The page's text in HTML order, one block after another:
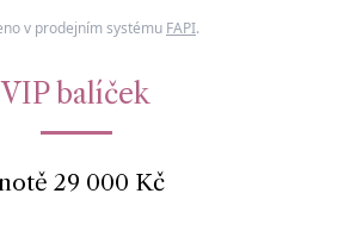
v prodejním systému FAPI.
VIP balíček
29 000 Kč